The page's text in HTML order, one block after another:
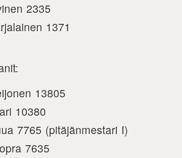
2335
1371
13805
10380
7765 (pitäjänmestari I)
7635